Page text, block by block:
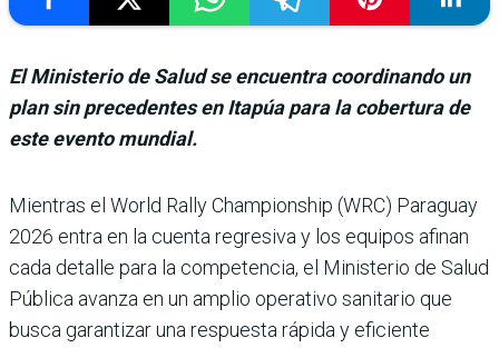
El Ministerio de Salud se encuentra coordinando un
plan sin precedentes en Itapúa para la cobertura de
este evento mundial.
Mientras el World Rally Champions­hip (WRC) Para­guay
2026 entra en la cuenta regresiva y los equipos afi­nan
cada detalle para la competencia, el Ministerio de Salud
Pública avanza en un amplio operativo sani­tario que
busca garantizar una respuesta rápida y efi­ciente